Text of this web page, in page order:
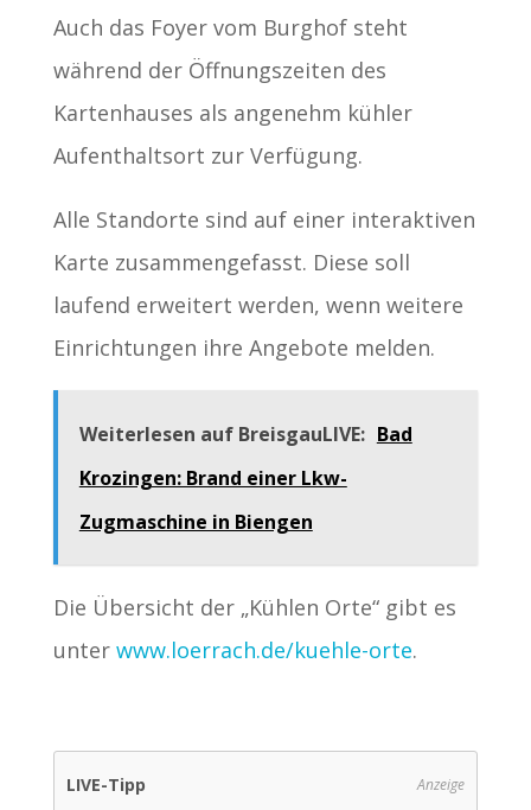
Auch das Foyer vom Burghof steht
während der Öffnungszeiten des
Kartenhauses als angenehm kühler
Aufenthaltsort zur Verfügung.
Alle Standorte sind auf einer interaktiven
Karte zusammengefasst. Diese soll
laufend erweitert werden, wenn weitere
Einrichtungen ihre Angebote melden.
Weiterlesen auf BreisgauLIVE: Bad
Krozingen: Brand einer Lkw-
Zugmaschine in Biengen
Die Übersicht der „Kühlen Orte“ gibt es
unter www.loerrach.de/kuehle-orte.
LIVE-Tipp Anzeige